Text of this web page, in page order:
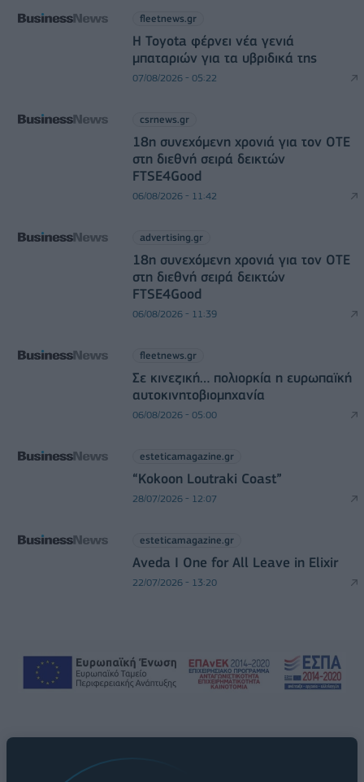
fleetnews.gr
Η Toyota φέρνει νέα γενιά
μπαταριών για τα υβριδικά της
07/08/2026 - 05:22
csrnews.gr
18η συνεχόμενη χρονιά για τον ΟΤΕ
στη διεθνή σειρά δεικτών
FTSE4Good
06/08/2026 - 11:42
advertising.gr
18η συνεχόμενη χρονιά για τον ΟΤΕ
στη διεθνή σειρά δεικτών
FTSE4Good
06/08/2026 - 11:39
fleetnews.gr
Σε κινεζική… πολιορκία η ευρωπαϊκή
αυτοκινητοβιομηχανία
06/08/2026 - 05:00
esteticamagazine.gr
“Kokoon Loutraki Coast”
28/07/2026 - 12:07
esteticamagazine.gr
Aveda I One for All Leave in Elixir
22/07/2026 - 13:20